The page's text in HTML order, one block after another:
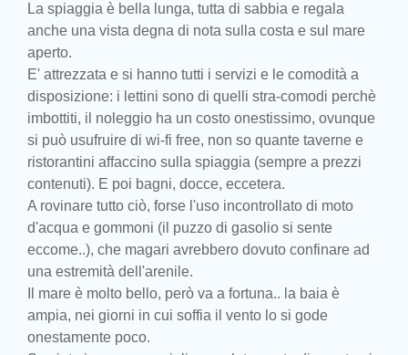
La spiaggia è bella lunga, tutta di sabbia e regala
anche una vista degna di nota sulla costa e sul mare
aperto.
E' attrezzata e si hanno tutti i servizi e le comodità a
disposizione: i lettini sono di quelli stra-comodi perchè
imbottiti, il noleggio ha un costo onestissimo, ovunque
si può usufruire di wi-fi free, non so quante taverne e
ristorantini affaccino sulla spiaggia (sempre a prezzi
contenuti). E poi bagni, docce, eccetera.
A rovinare tutto ciò, forse l'uso incontrollato di moto
d'acqua e gommoni (il puzzo di gasolio si sente
eccome..), che magari avrebbero dovuto confinare ad
una estremità dell'arenile.
Il mare è molto bello, però va a fortuna.. la baia è
ampia, nei giorni in cui soffia il vento lo si gode
onestamente poco.